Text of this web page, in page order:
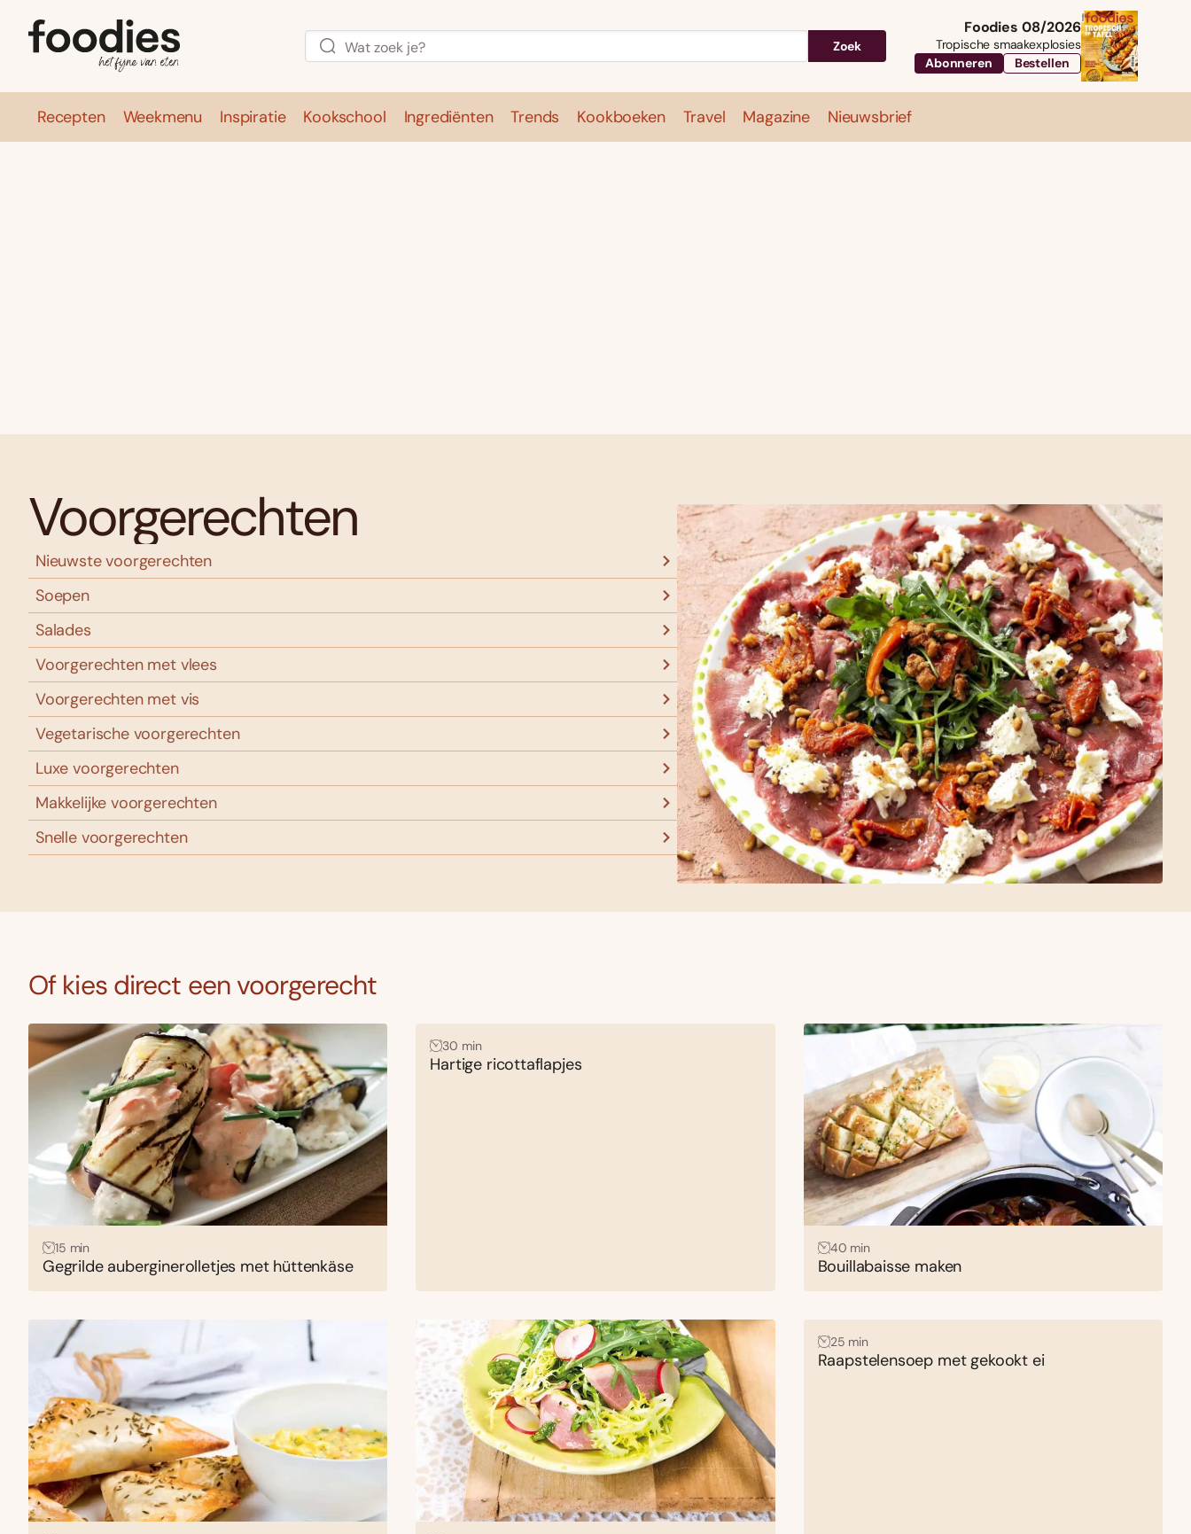
Zoek
Foodies 08/2026
Tropische smaakexplosies
Abonneren
Bestellen
Recepten Weekmenu Inspiratie Kookschool Ingrediënten Trends Kookboeken Travel Magazine Nieuwsbrief
Voorgerechten
Nieuwste voorgerechten
Soepen
Salades
Voorgerechten met vlees
Voorgerechten met vis
Vegetarische voorgerechten
Luxe voorgerechten
Makkelijke voorgerechten
Snelle voorgerechten
Of kies direct een voorgerecht
15 min
Gegrilde auberginerolletjes met hüttenkäse
30 min
Hartige ricottaflapjes
40 min
Bouillabaisse maken
25 min
Raapstelensoep met gekookt ei